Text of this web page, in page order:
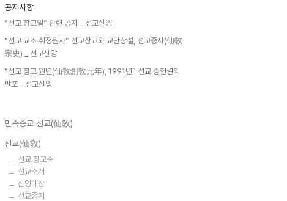
공지사항
“선교 창교일” 관련 공지 _ 선교신앙
“선교 교조 취정원사” 선교창교와 교단창설, 선교종사(仙敎
宗史) _ 선교신앙
“선교 창교 원년(仙敎創敎元年), 1991년” 선교 종헌결의
반포 _ 선교신앙
민족종교 선교(仙敎)
선교(仙敎)
선교 창교주
선교소개
신앙대상
선교종지